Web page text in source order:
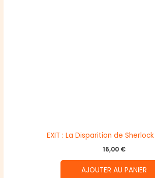
EXIT : La Disparition de
16,00 €
AJOUTER AU PANIER